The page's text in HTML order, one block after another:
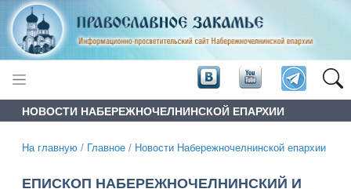
НОВОСТИ НАБЕРЕЖНОЧЕЛНИНСКОЙ ЕПАРХИИ
На главную / Главное / Новости Набережночелнинской епархии
ЕПИСКОП НАБЕРЕЖНОЧЕЛНИНСКИЙ И